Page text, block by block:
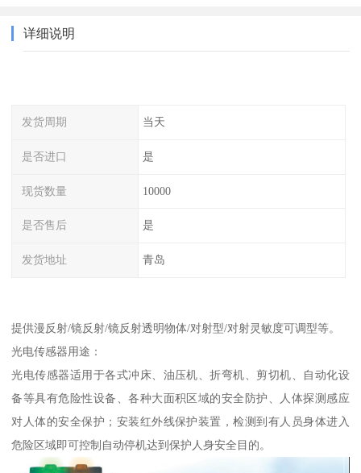
详细说明
发货周期 当天
是否进口 是
现货数量 10000
是否售后 是
发货地址 青岛
提供漫反射/镜反射/镜反射透明物体/对射型/对射灵敏度可调型等。
光电传感器用途：
光电传感器适用于各式冲床、油压机、折弯机、剪切机、自动化设
备等具有危险性设备、各种大面积区域的安全防护、人体探测感应
对人体的安全保护；安装红外线保护装置，检测到有人员身体进入
危险区域即可控制自动停机达到保护人身安全目的。